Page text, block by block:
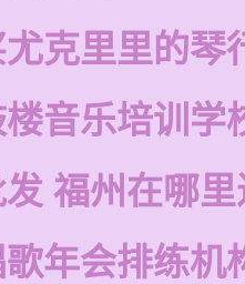
克里里的琴
音乐培训学
福州在哪
年会排练机